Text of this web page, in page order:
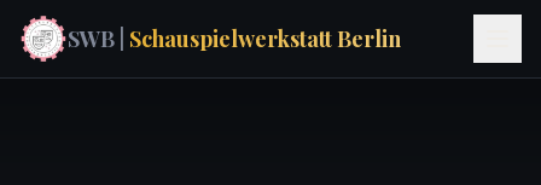
SWB | Schauspielwerkstatt Berlin